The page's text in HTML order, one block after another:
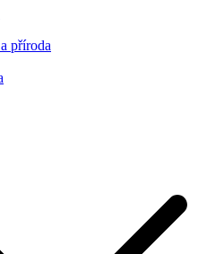
příroda